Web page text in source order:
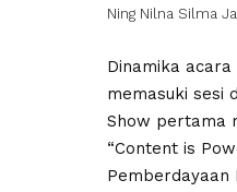
Ning Nilna Silma
Dinamika
memasuki sesi
Show pertama
“Content is
Pemberdayaan